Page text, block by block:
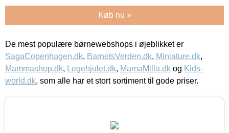
Køb nu »
De mest populære børnewebshops i øjeblikket er
SagaCopenhagen.dk, BarnetsVerden.dk, Miniature.dk,
Mammashop.dk, Legehjulet.dk, MamaMilla.dk og Kids-
world.dk, som alle har et stort sortiment til gode priser.